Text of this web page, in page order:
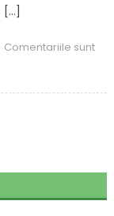
[…]
Comentariile sunt